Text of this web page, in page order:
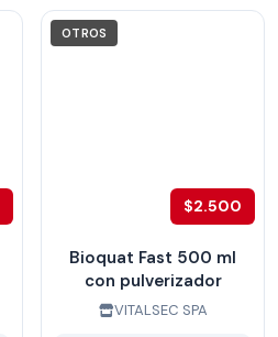
OTROS
$2.500
Bioquat Fast 500 ml
con pulverizador
VITALSEC SPA